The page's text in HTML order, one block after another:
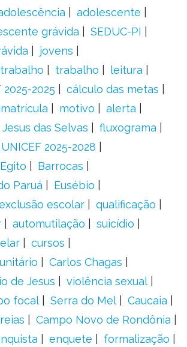
adolescente
grávida
SEDUC-PI
jovens
trabalho
leitura
2025
cálculo das metas
motivo
alerta
das Selvas
fluxograma
2025-2028
Barrocas
Paruá
Eusébio
escolar
qualificação
automutilação
suicídio
cursos
Carlos Chagas
de Jesus
violência sexual
focal Serra do Mel
Caucaia
Campo Novo de Rondônia
enquete
formalização